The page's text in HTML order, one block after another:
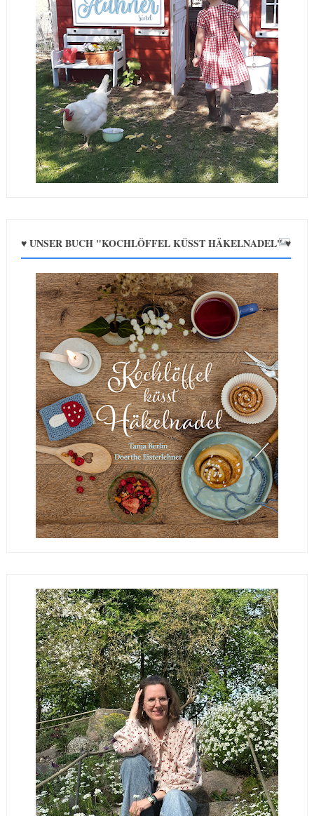
♥ UNSER BUCH "KOCHLÖFFEL KÜSST HÄKELNADEL" ♥